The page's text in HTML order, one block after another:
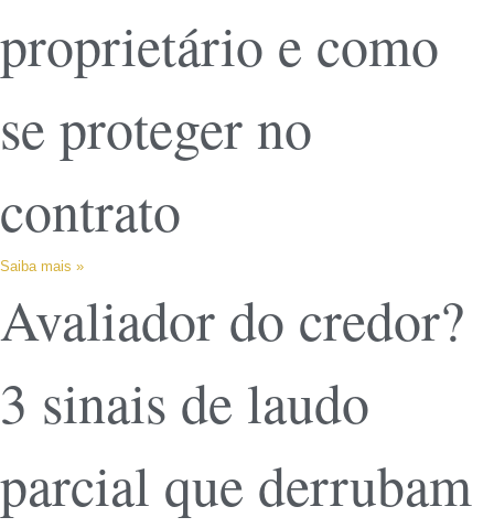
proprietário e como
se proteger no
contrato
Saiba mais »
Avaliador do credor?
3 sinais de laudo
parcial que derrubam